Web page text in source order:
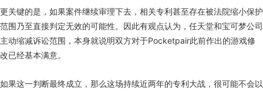
更关键的是，如果案件继续审理下去，相关专利甚至存在被法院缩小保护
范围乃至直接判定无效的可能性。因此有观点认为，任天堂和宝可梦公司
主动缩减诉讼范围，本身就说明双方对于Pocketpair此前作出的游戏修
改已经基本满意。
如果这一判断最终成立，那么这场持续近两年的专利大战，很可能不会以